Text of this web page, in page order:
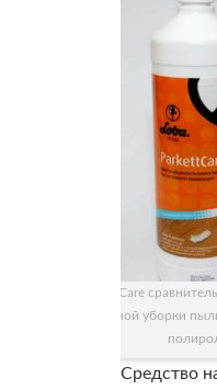
Loba Parckett Care
для влажной уборки
Средство